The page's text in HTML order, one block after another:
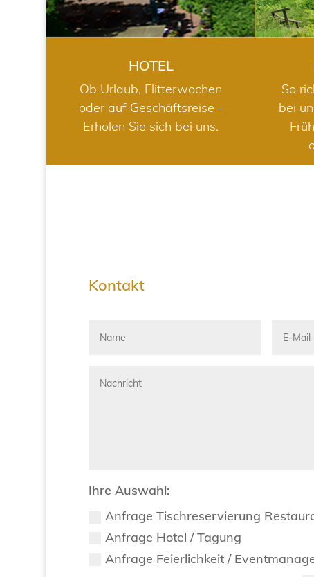
HOTEL
Ob Urlaub, Flitterwochen
oder auf Geschäftsreise -
Erholen Sie sich bei uns.
So
bei
Kontakt
Ihre Auswahl:
Anfrage Tischreservierung
Anfrage Hotel / Tagung
Anfrage Feierlichkeit /